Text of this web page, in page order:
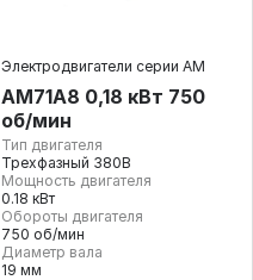
Электродвигатели серии АМ
АМ71А8 0,18 кВт 750
об/мин
Тип двигателя
Трехфазный 380В
Мощность двигателя
0.18 кВт
Обороты двигателя
750 об/мин
Диаметр вала
19 мм